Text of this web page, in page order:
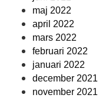
maj 2022
april 2022
mars 2022
februari 2022
januari 2022
december 2021
november 2021